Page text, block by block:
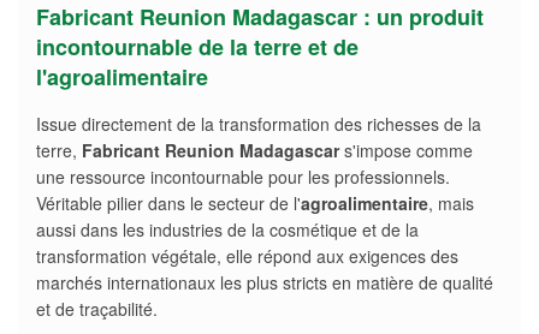
Fabricant Reunion Madagascar : un produit
incontournable de la terre et de
l'agroalimentaire
Issue directement de la transformation des richesses de la
terre, Fabricant Reunion Madagascars'impose comme
une ressource incontournable pour les professionnels.
Véritable pilier dans le secteur de l'agroalimentaire, mais
aussi dans les industries de la cosmétique et de la
transformation végétale, elle répond aux exigences des
marchés internationaux les plus stricts en matière de qualité
et de traçabilité.